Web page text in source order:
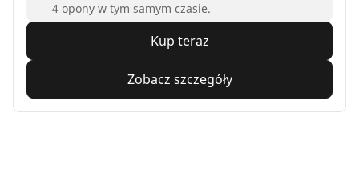
4 opony w tym samym czasie.
Kup teraz
Zobacz szczegóły